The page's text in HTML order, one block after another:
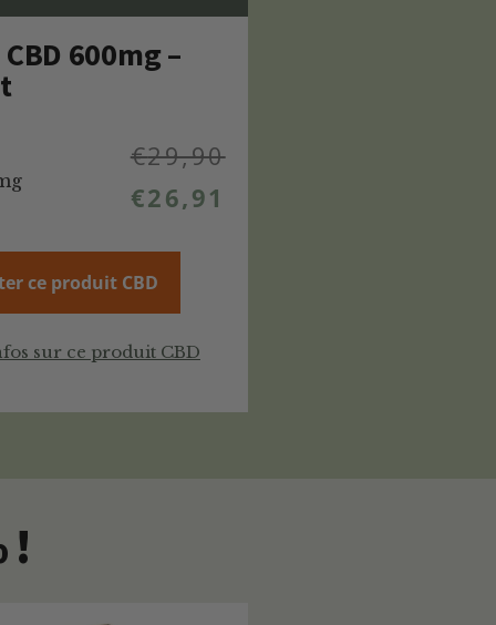
600mg –
€29,90
€26,91
ce produit CBD
sur ce produit CBD
!